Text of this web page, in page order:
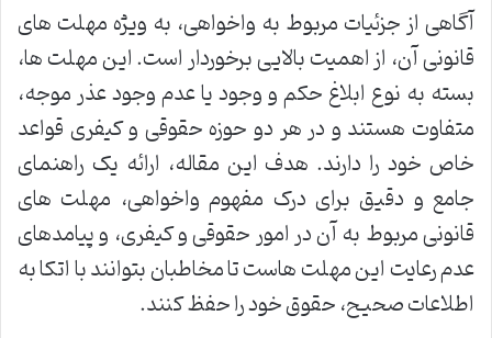
آگاهی از جزئیات مربوط به واخواهی، به ویژه مهلت های
قانونی آن، از اهمیت بالایی برخوردار است. این مهلت ها،
بسته به نوع ابلاغ حکم و وجود یا عدم وجود عذر موجه،
متفاوت هستند و در هر دو حوزه حقوقی و کیفری قواعد
خاص خود را دارند. هدف این مقاله، ارائه یک راهنمای
جامع و دقیق برای درک مفهوم واخواهی، مهلت های
قانونی مربوط به آن در امور حقوقی و کیفری، و پیامدهای
عدم رعایت این مهلت هاست تا مخاطبان بتوانند با اتکا به
اطلاعات صحیح، حقوق خود را حفظ کنند.